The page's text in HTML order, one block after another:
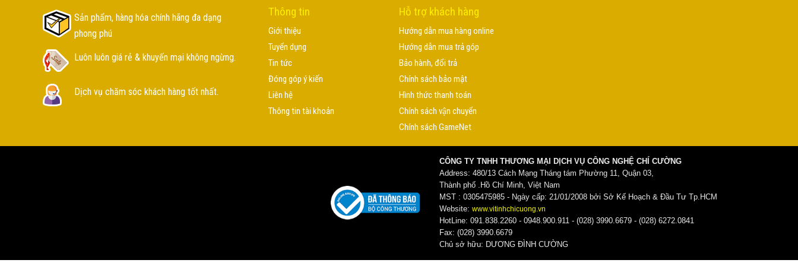
Sản phẩm, hàng hóa chính hãng đa dạng
phong phú
Luôn luôn giá rẻ & khuyến mại không ngừng.
Dịch vụ chăm sóc khách hàng tốt nhất.
Thông tin
Giới thiệu
Tuyển dụng
Tin tức
Đóng góp ý kiến
Liên hệ
Thông tin tài khoản
Hỗ trợ khách hàng
Hướng dẫn mua hàng online
Hướng dẫn mua trả góp
Bảo hành, đổi trả
Chính sách bảo mật
Hình thức thanh toán
Chính sách vận chuyển
Chính sách GameNet
CÔNG TY TNHH THƯƠNG MẠI DỊCH VỤ CÔNG NGHỆ CHÍ CƯỜNG
Address: 480/13 Cách Mạng Tháng tám Phường 11, Quận 03,
Thành phố .Hồ Chí Minh, Việt Nam
MST : 0305475985 - Ngày cấp: 21/01/2008 bởi Sở Kế Hoạch & Đầu Tư Tp.HCM
Website: www.vitinhchicuong.vn
HotLine: 091.838.2260 - 0948.900.911 - (028) 3990.6679 - (028) 6272.0841
Fax: (028) 3990.6679
Chủ sở hữu: DƯƠNG ĐÌNH CƯỜNG